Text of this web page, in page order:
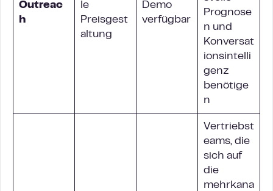
Outreac
h
le
Preisgest
altung
Demo
verfügbar
Prognose
n und
Konversat
ionsintelli
genz
benötige
n
Vertriebst
eams, die
sich auf
die
mehrkana